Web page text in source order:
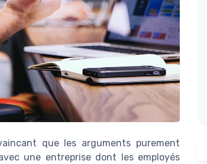
que les arguments purement
une entreprise dont les employés